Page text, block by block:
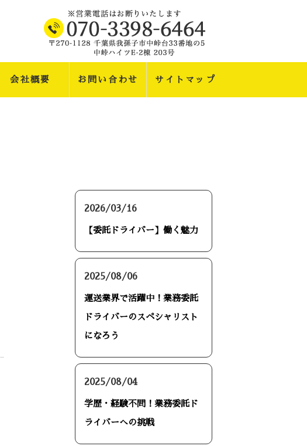
会社概要 お問い合わせ サイトマップ
2026/03/16
【委託ドライバー】働く魅力
2025/08/06
運送業界で活躍中！業務委託
ドライバーのスペシャリスト
になろう
2025/08/04
学歴・経験不問！業務委託ド
ライバーへの挑戦